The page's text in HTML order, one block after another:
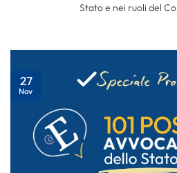
Stato e nei ruoli del
27
Nov